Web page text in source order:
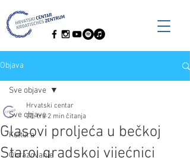
Objava
Sve objave
Kultura
Obrazovanje
Sve objave
Glasovi proljeća u bečkoj
Staroj gradskoj vijećnici
Hrvatski centar
20. tra 2 min čitanja